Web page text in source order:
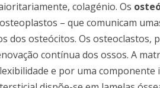
colagénio. Os
– que comunicam
dos osteócitos. Os osteoclastos,
contínua dos ossos. A
e por uma